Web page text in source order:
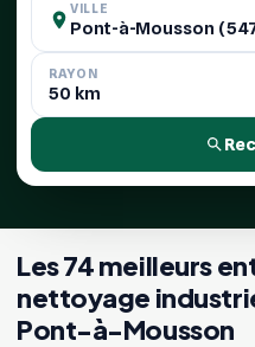
VILLE
RAYON
Les 74 meilleurs
nettoyage
Pont-à-Mousson